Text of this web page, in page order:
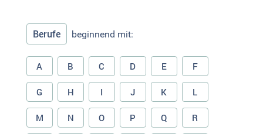
Berufe beginnend mit:
A B C D E F
G H I J K L
M N O P Q R